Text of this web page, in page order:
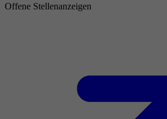
Offene Stellenanzeigen